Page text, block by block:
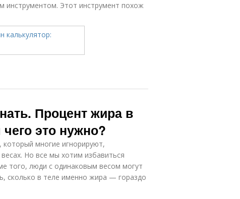
инструментом. Этот инструмент похож
Процент жира в
это нужно?
многие игнорируют,
Но все мы хотим избавиться
того, люди с одинаковым весом могут
сколько в теле именно жира — гораздо